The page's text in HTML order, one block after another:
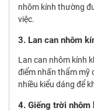
nhôm kính thường
việc.
3. Lan can nhôm
Lan can nhôm kính
điểm nhấn thẩm mỹ
nhiều kiểu dáng để
4. Giếng trời nhôm